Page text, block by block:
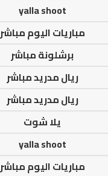
yalla shoot
مباريات اليوم مباشر
برشلونة مباشر
ريال مدريد مباشر
ريال مدريد مباشر
يلا شوت
yalla shoot
مباريات اليوم مباشر